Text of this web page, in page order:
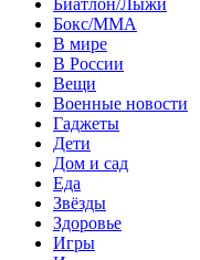
Бокс/MMA
В мире
В России
Вещи
Военные новости
Гаджеты
Дети
Дом и сад
Еда
Звёзды
Здоровье
Игры